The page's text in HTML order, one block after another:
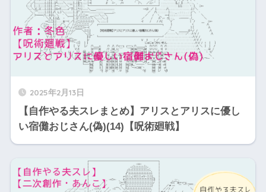
2025年2月13日
【自作やる夫スレまとめ】アリスとアリスに優し
い宿儺おじさん(偽)(14)【呪術廻戦】